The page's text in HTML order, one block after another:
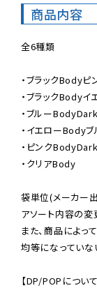
商品内容
全6種類
・ブラックBodyピ
・ブラックBodyイ
・ブルー
・イエローBody
・ピンク
・クリアBody
袋単位(メーカー
アソート内容の変
また、商品によっ
均等になっていな
【DP/POPについて